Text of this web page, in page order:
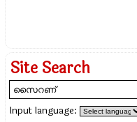
Site Search
Input language: